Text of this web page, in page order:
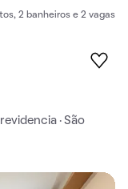
2 banheiros e 2 vagas
· São